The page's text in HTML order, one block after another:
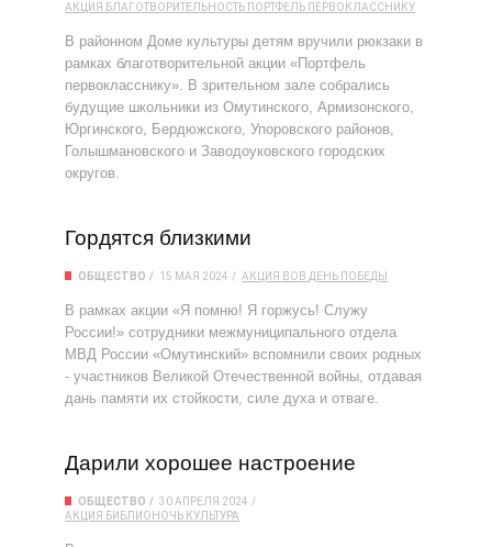
АКЦИЯ БЛАГОТВОРИТЕЛЬНОСТЬ ПОРТФЕЛЬ ПЕРВОКЛАССНИКУ
В районном Доме культуры детям вручили рюкзаки в
рамках благотворительной акции «Портфель
первокласснику». В зрительном зале собрались
будущие школьники из Омутинского, Армизонского,
Юргинского, Бердюжского, Упоровского районов,
Голышмановского и Заводоуковского городских
округов.
Гордятся близкими
ОБЩЕСТВО 15 МАЯ 2024 АКЦИЯ ВОВ ДЕНЬ ПОБЕДЫ
В рамках акции «Я помню! Я горжусь! Служу
России!» сотрудники межмуниципального отдела
МВД России «Омутинский» вспомнили своих родных
- участников Великой Отечественной войны, отдавая
дань памяти их стойкости, силе духа и отваге.
Дарили хорошее настроение
ОБЩЕСТВО
30 АПРЕЛЯ 2024
АКЦИЯ БИБЛИОНОЧЬ КУЛЬТУРА